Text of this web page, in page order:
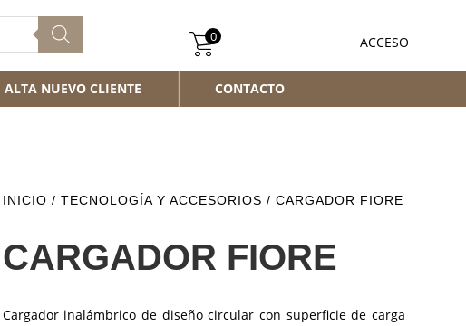
ACCESO
0
ALTA NUEVO CLIENTE CONTACTO
INICIO / TECNOLOGÍA Y ACCESORIOS / CARGADOR FIORE
CARGADOR FIORE
Cargador inalámbrico de diseño circular con superficie de carga